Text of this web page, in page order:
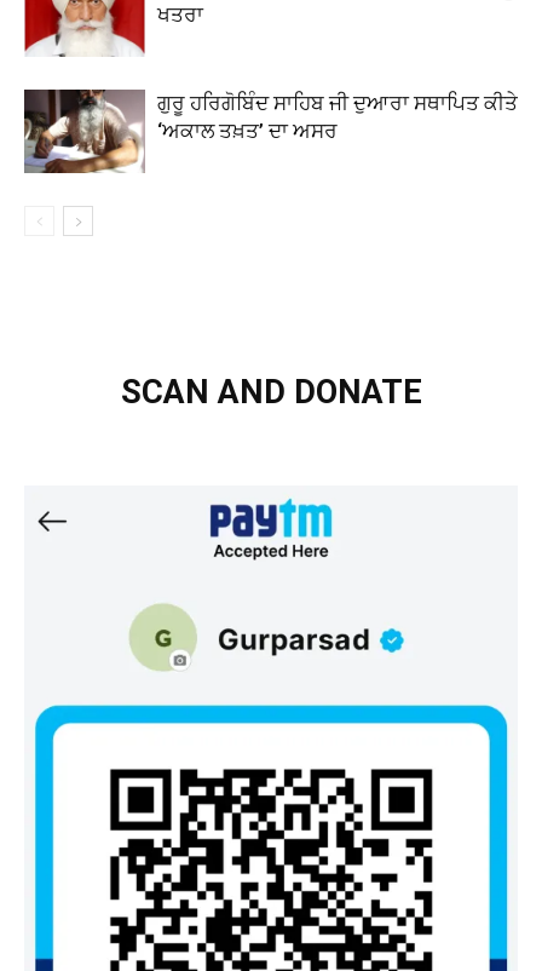
ਖਤਰਾ
ਗੁਰੂ ਹਰਿਗੋਬਿੰਦ ਸਾਹਿਬ ਜੀ ਦੁਆਰਾ ਸਥਾਪਿਤ ਕੀਤੇ
‘ਅਕਾਲ ਤਖ਼ਤ’ ਦਾ ਅਸਰ
SCAN AND DONATE